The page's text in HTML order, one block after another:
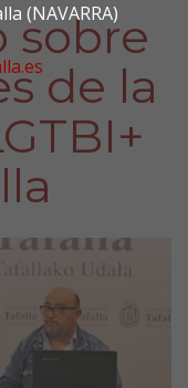
(NAVARRA)
sobre
de la